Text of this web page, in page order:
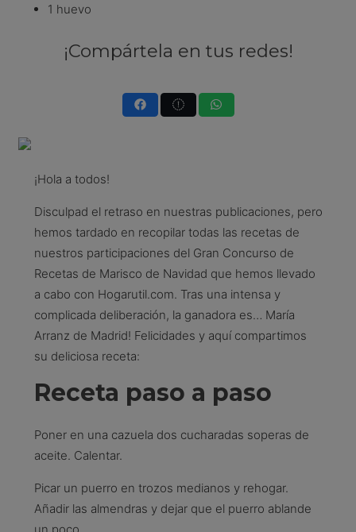
1 huevo
¡Compártela en tus redes!
¡Hola a todos!
Disculpad el retraso en nuestras publicaciones, pero
hemos tardado en recopilar todas las recetas de
nuestros participaciones del Gran Concurso de
Recetas de Marisco de Navidad que hemos llevado
a cabo con Hogarutil.com. Tras una intensa y
complicada deliberación, la ganadora es… María
Arranz de Madrid! Felicidades y aquí compartimos
su deliciosa receta:
Receta paso a paso
Poner en una cazuela dos cucharadas soperas de
aceite. Calentar.
Picar un puerro en trozos medianos y rehogar.
Añadir las almendras y dejar que el puerro ablande